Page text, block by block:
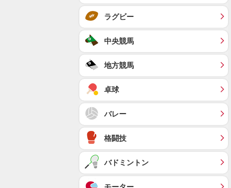
ラグビー
中央競馬
地方競馬
卓球
バレー
格闘技
バドミントン